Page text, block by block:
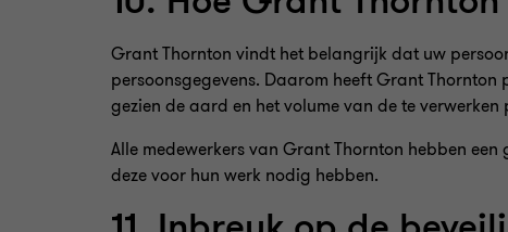
Grant Thornton vindt het belangrijk dat uw
persoonsgegevens. Daarom heeft Grant
gezien de aard en het volume van de te verwerken
Alle medewerkers van Grant Thornton hebben
deze voor hun werk nodig hebben.